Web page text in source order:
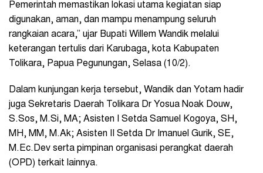
Pemerintah memastikan lokasi utama kegiatan siap
digunakan, aman, dan mampu menampung seluruh
rangkaian acara,” ujar Bupati Willem Wandik melalui
keterangan tertulis dari Karubaga, kota Kabupaten
Tolikara, Papua Pegunungan, Selasa (10/2).
Dalam kunjungan kerja tersebut, Wandik dan Yotam hadir
juga Sekretaris Daerah Tolikara Dr Yosua Noak Douw,
S.Sos, M.Si, MA; Asisten I Setda Samuel Kogoya, SH,
MH, MM, M.Ak; Asisten II Setda Dr Imanuel Gurik, SE,
M.Ec.Dev serta pimpinan organisasi perangkat daerah
(OPD) terkait lainnya.